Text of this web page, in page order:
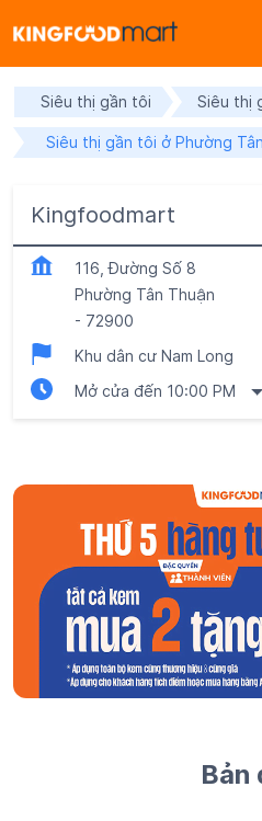
Siêu thị gần tôi Siêu thị
Siêu thị gần tôi ở Phường
Kingfoodmart
116, Đường Số 8
Phường Tân Thuận
- 72900
Khu dân cư Nam Long
Mở cửa đến 10:00 PM
Bản